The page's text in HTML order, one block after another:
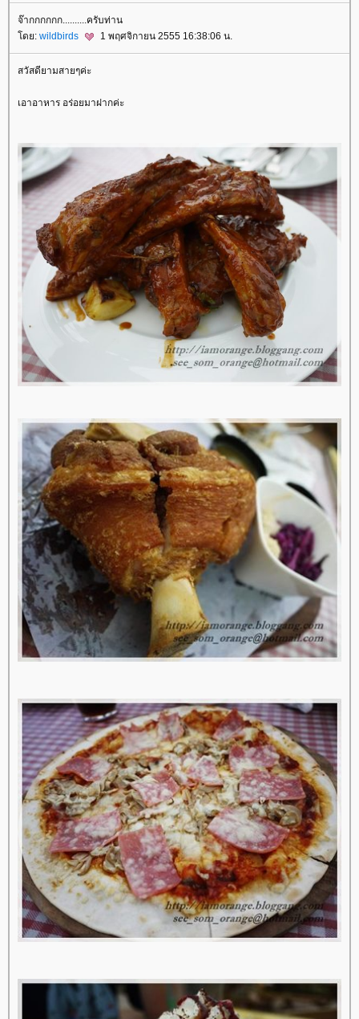
จ๊ากกกกกก..........ครับท่าน
ดย: wildbirds 1 พฤศจิกายน 2555 16:38:06 น.
สวัสดียามสายๆค่ะ
เอาอาหาร อร่อยมาฝากค่ะ